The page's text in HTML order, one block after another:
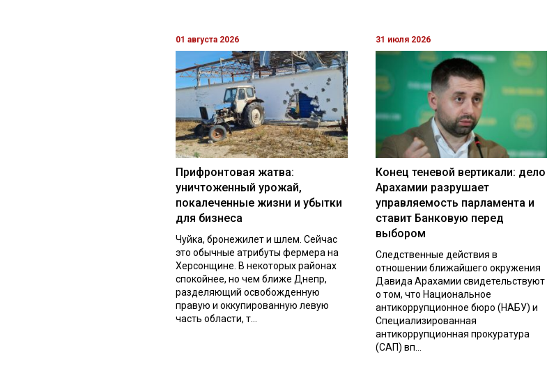
01 августа 2026
Прифронтовая жатва:
уничтоженный урожай,
покалеченные жизни и убытки
для бизнеса
Чуйка, бронежилет и шлем. Сейчас
это обычные атрибуты фермера на
Херсонщине. В некоторых районах
спокойнее, но чем ближе Днепр,
разделяющий освобожденную
правую и оккупированную левую
часть области, т...
31 июля 2026
Конец теневой вертикали: дело
Арахамии разрушает
управляемость парламента и
ставит Банковую перед
выбором
Следственные действия в
отношении ближайшего окружения
Давида Арахамии свидетельствуют
о том, что Национальное
антикоррупционное бюро (НАБУ) и
Специализированная
антикоррупционная прокуратура
(САП) вп...